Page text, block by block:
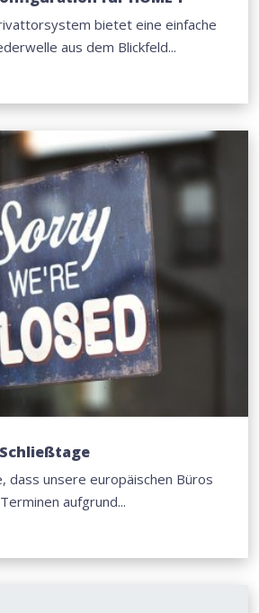
bietet eine einfache
aus dem Blickfeld...
dass unsere europäischen Büros
aufgrund...